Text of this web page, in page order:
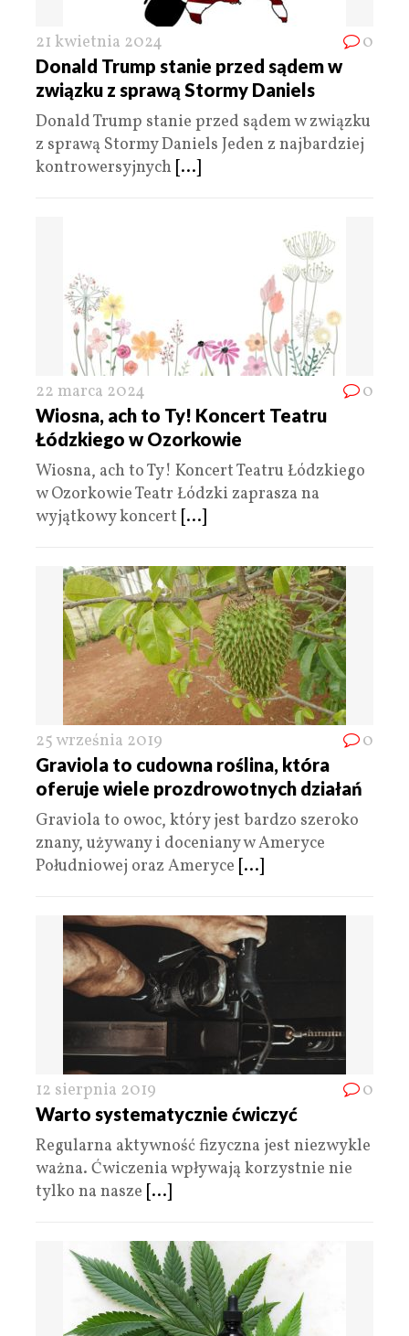
21 kwietnia 2024 0
Donald Trump stanie przed sądem w
związku z sprawą Stormy Daniels
Donald Trump stanie przed sądem w związku
z sprawą Stormy Daniels Jeden z najbardziej
kontrowersyjnych [...]
22 marca 2024 0
Wiosna, ach to Ty! Koncert Teatru
Łódzkiego w Ozorkowie
Wiosna, ach to Ty! Koncert Teatru Łódzkiego
w Ozorkowie Teatr Łódzki zaprasza na
wyjątkowy koncert [...]
25 września 2019 0
Graviola to cudowna roślina, która
oferuje wiele prozdrowotnych działań
Graviola to owoc, który jest bardzo szeroko
znany, używany i doceniany w Ameryce
Południowej oraz Ameryce [...]
12 sierpnia 2019 0
Warto systematycznie ćwiczyć
Regularna aktywność fizyczna jest niezwykle
ważna. Ćwiczenia wpływają korzystnie nie
tylko na nasze [...]